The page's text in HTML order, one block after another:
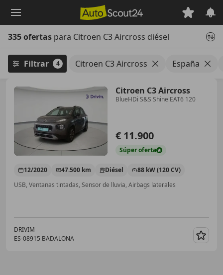
principal
335 ofertas para Citroen C3 Aircross diésel
Filtrar 4 Citroen C3 Aircross España
Citroen C3 Aircross
BlueHDi S&S Shine EAT6 120
€ 11.900
Súperoferta
12/2020 47.500 km Diésel
88 kW (120 CV)
USB, Ventanas tintadas, Sensor de lluvia, Airbags laterales
DRIVIM
ES-08915 BADALONA